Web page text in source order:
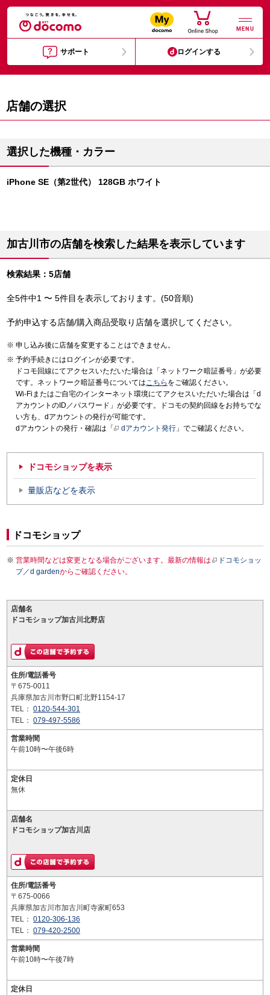
MENU
サポート ログインする
店舗の選択
選択した機種・カラー
iPhone SE（第2世代） 128GB ホワイト
加古川市の店舗を検索した結果を表示しています
検索結果：5店舗
全5件中1 〜 5件目を表示しております。(50音順)
予約申込する店舗/購入商品受取り店舗を選択してください。
申し込み後に店舗を変更することはできません。
予約手続きにはログインが必要です。
ドコモ回線にてアクセスいただいた場合は「ネットワーク暗証番号」が必要
です。ネットワーク暗証番号についてはこちら をご確認ください。
Wi-Fiまたはご自宅のインターネット環境にてアクセスいただいた場合は「d
アカウントのID／パスワード」が必要です。ドコモの契約回線をお持ちでな
い方も、dアカウントの発行が可能です。
dアカウントの発行・確認は「
dアカウント発行 」でご確認ください。
ドコモショップを表示
量販店などを表示
ドコモショップ
営業時間などは変更となる場合がございます。最新の情報は
ドコモショッ
プ／d gardenからご確認ください。
店舗名
ドコモショップ加古川北野店
住所/電話番号
〒675-0011
兵庫県加古川市野口町北野1154-17
TEL： 0120-544-301
TEL： 079-497-5586
営業時間
午前10時〜午後6時
定休日
無休
店舗名
ドコモショップ加古川店
住所/電話番号
〒675-0066
兵庫県加古川市加古川町寺家町653
TEL： 0120-306-136
TEL： 079-420-2500
営業時間
午前10時〜午後7時
定休日